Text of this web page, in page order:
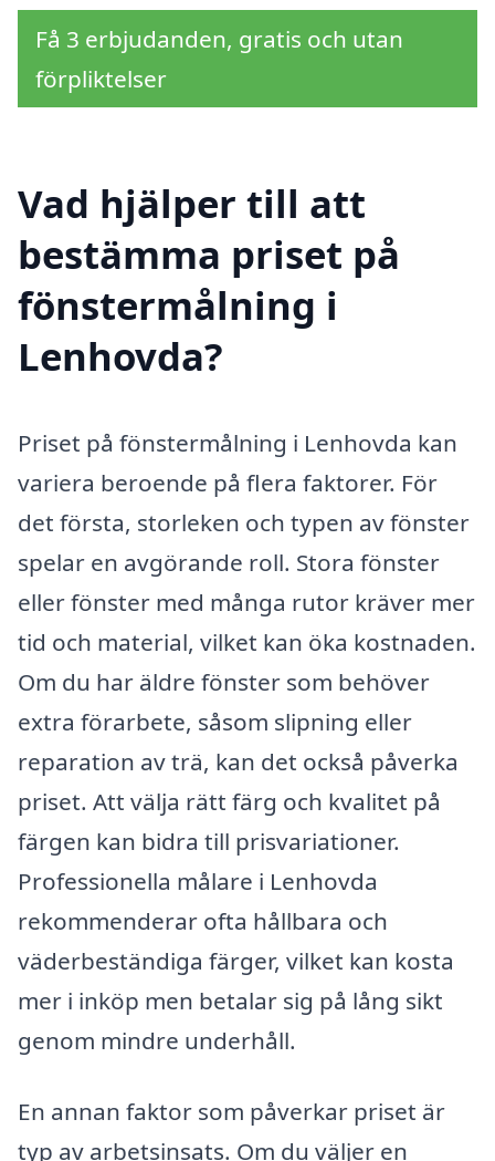
Få 3 erbjudanden, gratis och utan
förpliktelser
Vad hjälper till att
bestämma priset på
fönstermålning i
Lenhovda?
Priset på fönstermålning i Lenhovda kan
variera beroende på flera faktorer. För
det första, storleken och typen av fönster
spelar en avgörande roll. Stora fönster
eller fönster med många rutor kräver mer
tid och material, vilket kan öka kostnaden.
Om du har äldre fönster som behöver
extra förarbete, såsom slipning eller
reparation av trä, kan det också påverka
priset. Att välja rätt färg och kvalitet på
färgen kan bidra till prisvariationer.
Professionella målare i Lenhovda
rekommenderar ofta hållbara och
väderbeständiga färger, vilket kan kosta
mer i inköp men betalar sig på lång sikt
genom mindre underhåll.
En annan faktor som påverkar priset är
typ av arbetsinsats. Om du väljer en